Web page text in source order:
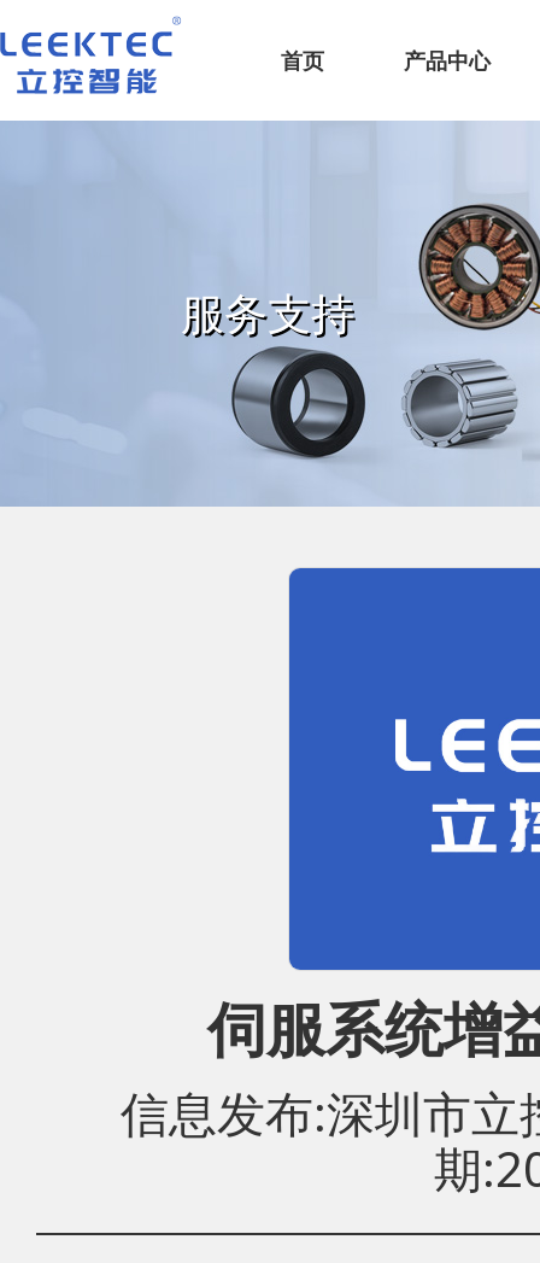
深圳市立控智能科技有限公司
首页
产品中心
服务支持
伺服系统增
信息发布:深圳市
期